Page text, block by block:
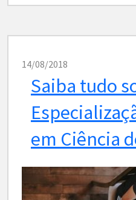
14/08/2018
Saiba tudo
em Ciência